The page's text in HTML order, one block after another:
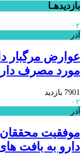
بازدیدهـا
۰۲
آذر
عوارض مرگبار
مورد مصرف
7901 بازدید
۰۲
آذر
موفقیت محققان
دارو به بافت